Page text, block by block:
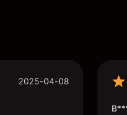
2025-04-08